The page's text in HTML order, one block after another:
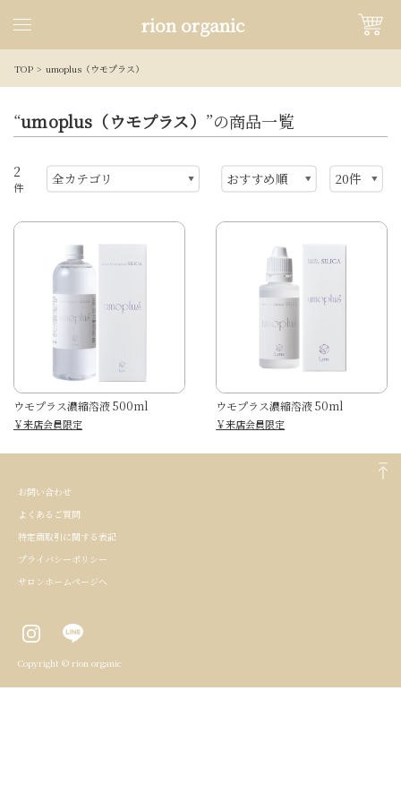
rion organic
TOP umoplus（ウモプラス）
“umoplus（ウモプラス） ”の商品一覧
2
件
ウモプラス濃縮溶液 500ml
￥来店会員限定
ウモプラス濃縮溶液 50ml
￥来店会員限定
お問い合わせ
よくあるご質問
特定商取引に関する表記
プライバシーポリシー
サロンホームページへ
Copyright © rion organic